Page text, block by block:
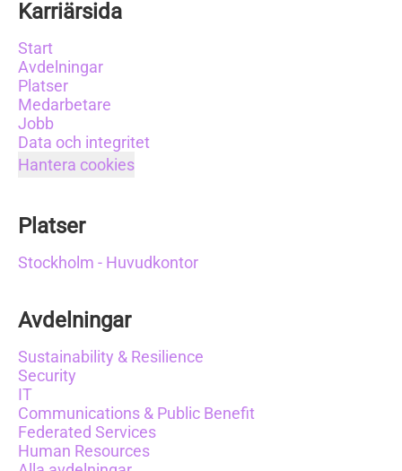
Karriärsida
Start
Avdelningar
Platser
Medarbetare
Jobb
Data och integritet
Hantera cookies
Platser
Stockholm - Huvudkontor
Avdelningar
Sustainability & Resilience
Security
IT
Communications & Public Benefit
Federated Services
Human Resources